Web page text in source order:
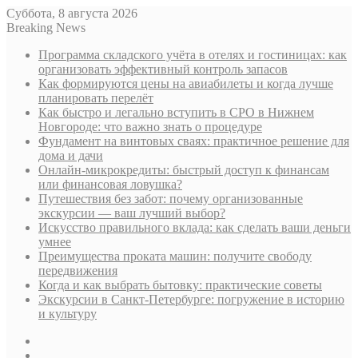
Суббота, 8 августа 2026
Breaking News
Программа складского учёта в отелях и гостиницах: как
организовать эффективный контроль запасов
Как формируются цены на авиабилеты и когда лучше
планировать перелёт
Как быстро и легально вступить в СРО в Нижнем
Новгороде: что важно знать о процедуре
Фундамент на винтовых сваях: практичное решение для
дома и дачи
Онлайн-микрокредиты: быстрый доступ к финансам
или финансовая ловушка?
Путешествия без забот: почему организованные
экскурсии — ваш лучший выбор?
Искусство правильного вклада: как сделать ваши деньги
умнее
Преимущества проката машин: получите свободу
передвижения
Когда и как выбрать бытовку: практические советы
Экскурсии в Санкт-Петербурге: погружение в историю
и культуру